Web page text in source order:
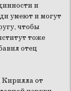
и
умеют и могут
чтобы
тоже
отец
Кирилла от